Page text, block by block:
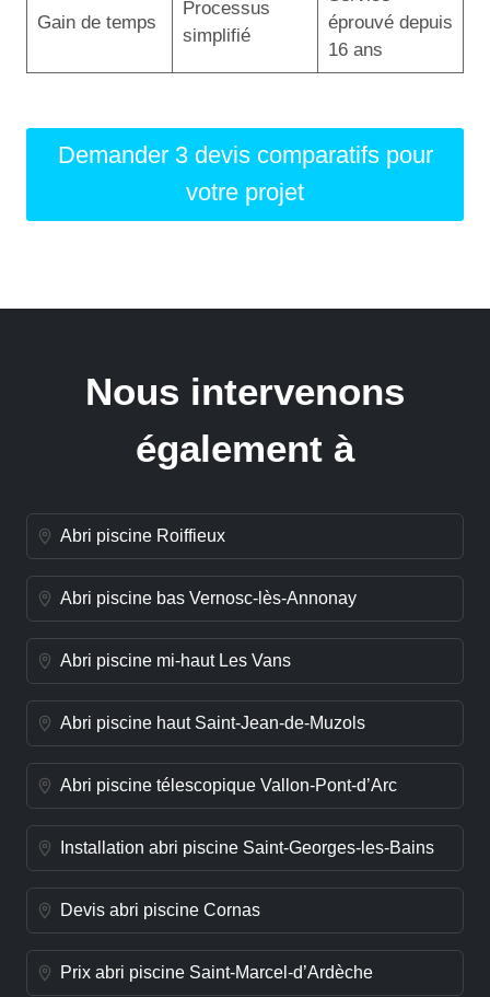
Gain de temps
Processus
simplifié
éprouvé depuis
16 ans
Demander 3 devis comparatifs pour
votre projet
Nous intervenons
également à
Abri piscine Roiffieux
Abri piscine bas Vernosc-lès-Annonay
Abri piscine mi-haut Les Vans
Abri piscine haut Saint-Jean-de-Muzols
Abri piscine télescopique Vallon-Pont-d’Arc
Installation abri piscine Saint-Georges-les-Bains
Devis abri piscine Cornas
Prix abri piscine Saint-Marcel-d’Ardèche